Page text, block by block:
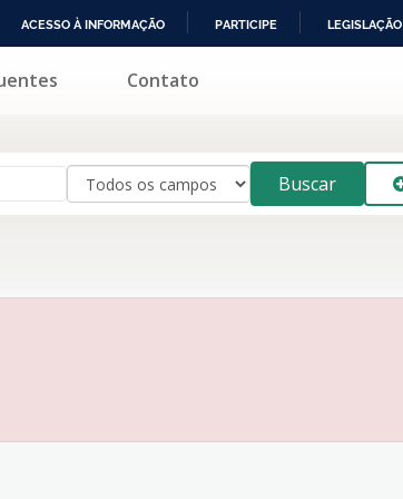
ACESSO À INFORMAÇÃO PARTICIPE LEGISLAÇÃO
Contato
Buscar